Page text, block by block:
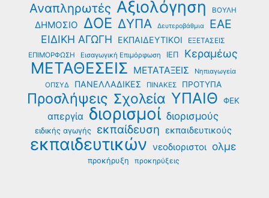
Αναπληρωτές Αξιολόγηση ΒΟΥΛΗ
ΔΗΜΟΣΙΟ ΔΟΕ ΔΥΠΑ Δευτεροβάθμια ΕΑΕ
ΕΙΔΙΚΗ ΑΓΩΓΗ ΕΚΠΑΙΔΕΥΤΙΚΟΙ ΕΞΕΤΑΣΕΙΣ
ΕΠΙΜΟΡΦΩΣΗ Εισαγωγική Επιμόρφωση ΙΕΠ Κεραμέως
ΜΕΤΑΘΕΣΕΙΣ ΜΕΤΑΤΑΞΕΙΣ
Νηπιαγωγεία
ΟΠΣΥΔ
ΠΑΝΕΛΛΑΔΙΚΕΣ ΠΙΝΑΚΕΣ ΠΡΟΤΥΠΑ
Προσλήψεις Σχολεία ΥΠΑΙΘ ΦΕΚ
απεργία διορισμοί διορισμούς
ειδικής αγωγής εκπαίδευση εκπαιδευτικούς
εκπαιδευτικών νεοδιοριστοι ολμε
προκήρυξη προκηρύξεις